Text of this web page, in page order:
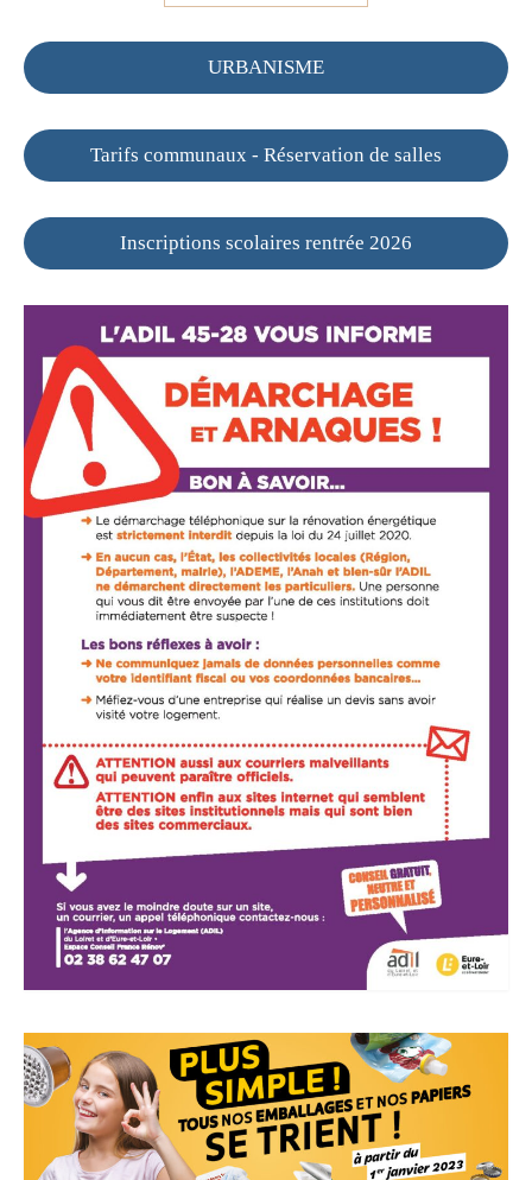
URBANISME
Tarifs communaux - Réservation de salles
Inscriptions scolaires rentrée 2026